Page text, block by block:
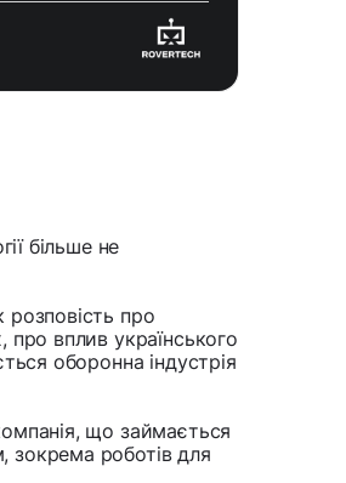
більше не
про
вплив українського
оборонна індустрія
що займається
зокрема роботів для